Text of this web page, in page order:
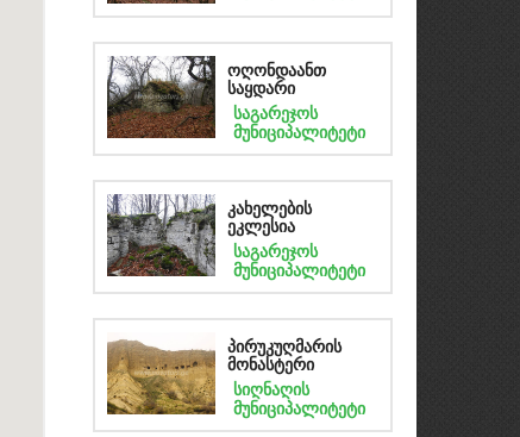
ოღონდაანთ
საყდარი
საგარეჯოს
მუნიციპალიტეტი
კახელების
ეკლესია
საგარეჯოს
მუნიციპალიტეტი
პირუკუღმარის
მონასტერი
სიღნაღის
მუნიციპალიტეტი